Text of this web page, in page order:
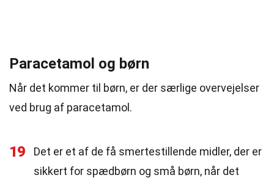
Paracetamol og børn
Når det kommer til børn, er der særlige overvejelser
ved brug af paracetamol.
19
Det er et af de få smertestillende midler, der er
sikkert for spædbørn og små børn, når det